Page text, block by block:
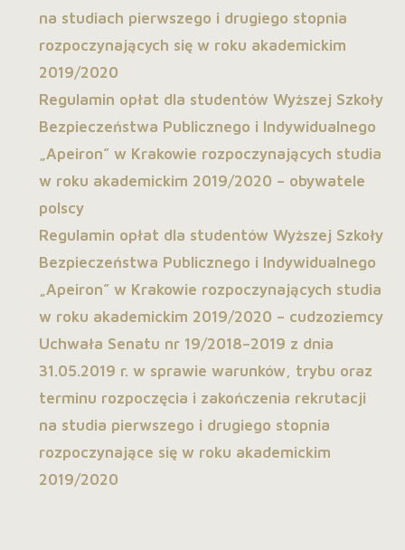
na studiach pierwszego i drugiego stopnia
rozpoczynających się w roku akademickim
2019/2020
Regulamin opłat dla studentów Wyższej Szkoły
Bezpieczeństwa Publicznego i Indywidualnego
„Apeiron” w Krakowie rozpoczynających studia
w roku akademickim 2019/2020 – obywatele
polscy
Regulamin opłat dla studentów Wyższej Szkoły
Bezpieczeństwa Publicznego i Indywidualnego
„Apeiron” w Krakowie rozpoczynających studia
w roku akademickim 2019/2020 – cudzoziemcy
Uchwała Senatu nr 19/2018–2019 z dnia
31.05.2019 r. w sprawie warunków, trybu oraz
terminu rozpoczęcia i zakończenia rekrutacji
na studia pierwszego i drugiego stopnia
rozpoczynające się w roku akademickim
2019/2020